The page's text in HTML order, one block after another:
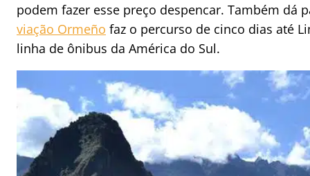
podem fazer esse preço despencar. Também dá
viação Ormeño faz o percurso de cinco dias até
linha de ônibus da América do Sul.